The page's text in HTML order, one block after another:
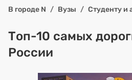
BORЩ
В городе N Вузы Студенту и
Топ-10 самых
России